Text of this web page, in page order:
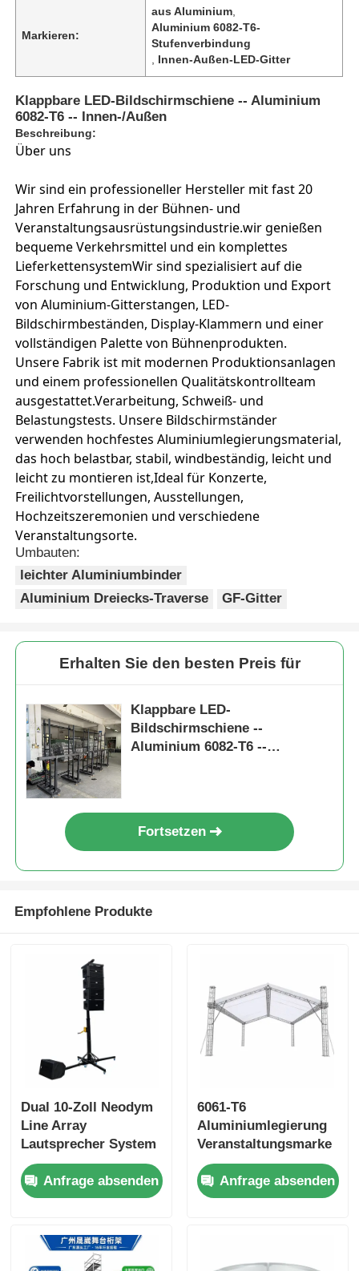
Videos
Werksbesichtigung
Qualitätskontrolle
Kontakt mit uns
Neuigkeiten
Angebot anfordern
Markieren:
aus Aluminium
Aluminium 6082-T6-
Stufenverbindung
Innen-Außen-LED-Gitter
Klappbare LED-Bildschirmschiene -- Aluminium
6082-T6 -- Innen-/Außen
Beschreibung:
Über uns
Wir sind ein professioneller Hersteller mit fast 20
Jahren Erfahrung in der Bühnen- und
Veranstaltungsausrüstungsindustrie.wir genießen
bequeme Verkehrsmittel und ein komplettes
LieferkettensystemWir sind spezialisiert auf die
Forschung und Entwicklung, Produktion und Export
von Aluminium-Gitterstangen, LED-
Bildschirmbeständen, Display-Klammern und einer
vollständigen Palette von Bühnenprodukten.
Unsere Fabrik ist mit modernen Produktionsanlagen
und einem professionellen Qualitätskontrollteam
ausgestattet.Verarbeitung, Schweiß- und
Belastungstests. Unsere Bildschirmständer
verwenden hochfestes Aluminiumlegierungsmaterial,
das hoch belastbar, stabil, windbeständig, leicht und
leicht zu montieren ist,Ideal für Konzerte,
Freilichtvorstellungen, Ausstellungen,
Hochzeitszeremonien und verschiedene
Veranstaltungsorte.
Umbauten:
leichter Aluminiumbinder
Aluminium Dreiecks-Traverse
GF-Gitter
Erhalten Sie den besten Preis für
Klappbare LED-
Bildschirmschiene --
Aluminium 6082-T6 --
Fortsetzen
Empfohlene Produkte
Dual 10-Zoll Neodym
Line Array
Lautsprecher System
mit manuellem
Windenstand und 4-
Punkte-Ausleger-
Sound
Anfrage absenden
6061-T6
Aluminiumlegierung
Veranstaltungsmarke
mit wasserdichtem
PVC-Dach und
modularem tragbaren
Anfrage absenden